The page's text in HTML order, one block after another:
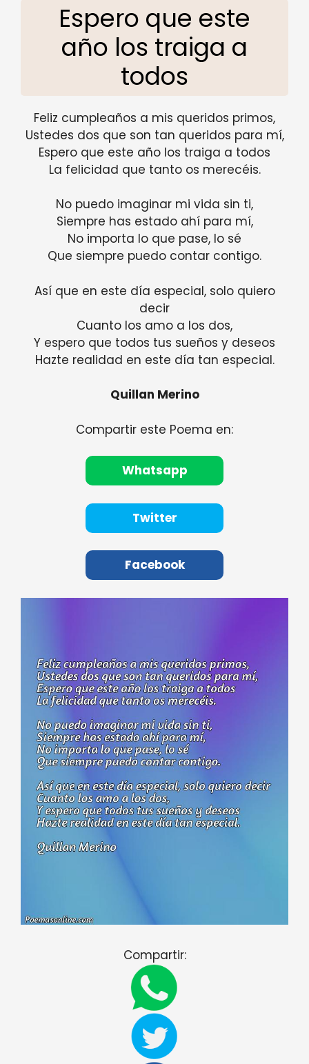
Espero que este
año los traiga a
todos
Feliz cumpleaños a mis queridos primos,
Ustedes dos que son tan queridos para mí,
Espero que este año los traiga a todos
La felicidad que tanto os merecéis.
No puedo imaginar mi vida sin ti,
Siempre has estado ahí para mí,
No importa lo que pase, lo sé
Que siempre puedo contar contigo.
Así que en este día especial, solo quiero
decir
Cuanto los amo a los dos,
Y espero que todos tus sueños y deseos
Hazte realidad en este día tan especial.
Quillan Merino
Compartir este Poema en:
Whatsapp
Twitter
Facebook
Compartir: